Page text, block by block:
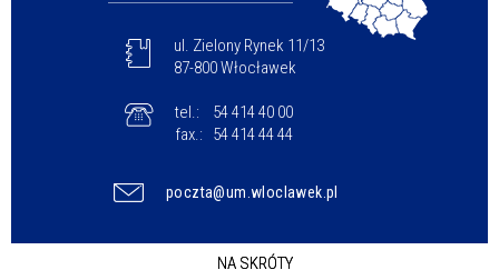
ul. Zielony Rynek 11/13
87-800 Włocławek
tel.:
54 414 40 00
fax.:
54 414 44 44
poczta@um.wloclawek.pl
NA SKRÓTY